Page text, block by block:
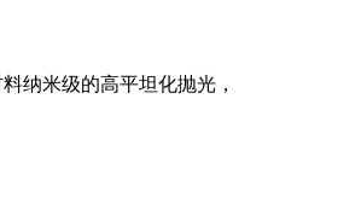
纳米级的高平坦化抛光，